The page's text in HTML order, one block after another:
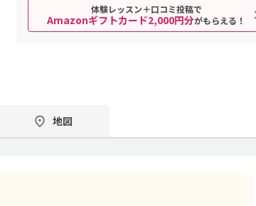
体験レッスン＋口コミ投稿で
Amazonギフトカード2,000円分がもらえる！
地図